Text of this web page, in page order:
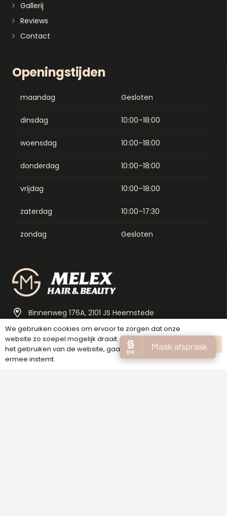
Gallerij
Reviews
Contact
Openingstijden
maandag Gesloten
dinsdag 10:00–18:00
woensdag 10:00–18:00
donderdag 10:00–18:00
vrijdag 10:00–18:00
zaterdag 10:00–17:30
zondag Gesloten
Binnenweg 176A, 2101 JS Heemstede
023 - 200 31 33
info@melexbeauty.nl
We gebruiken cookies om ervoor te zorgen dat onze
website zo soepel mogelijk draait. Als je doorgaat met
het gebruiken van de website, gaan we er vanuit dat
ermee instemt.
OK